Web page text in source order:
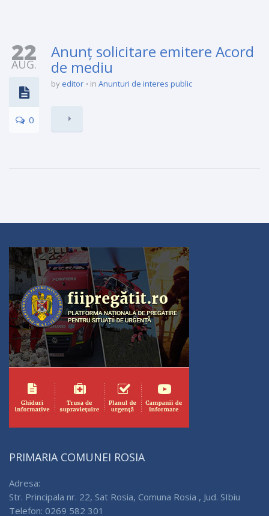
22
AUG.
0
Anunț solicitare emitere Acord
de mediu
by editor in Anunturi de interes public
PRIMARIA COMUNEI ROSIA
Adresa:
Str. Principala nr. 22, Sat Rosia, Comuna Rosia , Jud. SIbiu
Telefon: 0269 582 301